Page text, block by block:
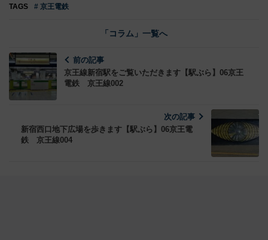
TAGS # 京王電鉄
「コラム」一覧へ
前の記事
京王線新宿駅をご覧いただきます【駅ぶら】06京王
電鉄 京王線002
次の記事
新宿西口地下広場を歩きます【駅ぶら】06京王電
鉄 京王線004